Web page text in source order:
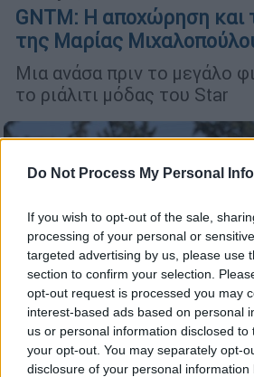
Do Not Process My Personal
If you wish to opt-out of the sale,
processing of your personal or
targeted advertising by us, please use
section to confirm your selection.
opt-out request is processed you may
interest-based ads based on personal
us or personal information disclosed
your opt-out. You may separately opt-
disclosure of your personal
GNTM: Η αποχώρηση και
της Μαρίας
Μια ανάσα πριν το μεγάλο
το ριάλιτι μόδας του Star
Lifestyle|17.12.2019 15:48